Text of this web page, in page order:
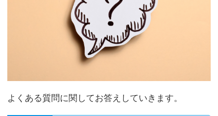
よくある質問に関してお答えしていきます。